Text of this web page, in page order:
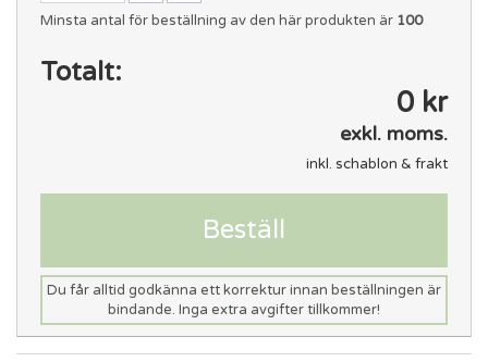
Minsta antal för beställning av den här produkten är 100
Totalt:
0 kr
exkl. moms.
inkl. schablon & frakt
Beställ
Du får alltid godkänna ett korrektur innan beställningen är
bindande. Inga extra avgifter tillkommer!